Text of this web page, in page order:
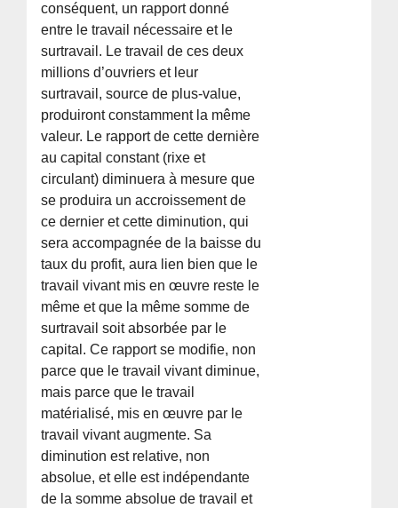
conséquent, un rapport donné
entre le travail nécessaire et le
surtravail. Le travail de ces deux
millions d’ouvriers et leur
surtravail, source de plus-value,
produiront constamment la même
valeur. Le rapport de cette dernière
au capital constant (rixe et
circulant) diminuera à mesure que
se produira un accroissement de
ce dernier et cette diminution, qui
sera accompagnée de la baisse du
taux du profit, aura lien bien que le
travail vivant mis en œuvre reste le
même et que la même somme de
surtravail soit absorbée par le
capital. Ce rapport se modifie, non
parce que le travail vivant diminue,
mais parce que le travail
matérialisé, mis en œuvre par le
travail vivant augmente. Sa
diminution est relative, non
absolue, et elle est indépendante
de la somme absolue de travail et